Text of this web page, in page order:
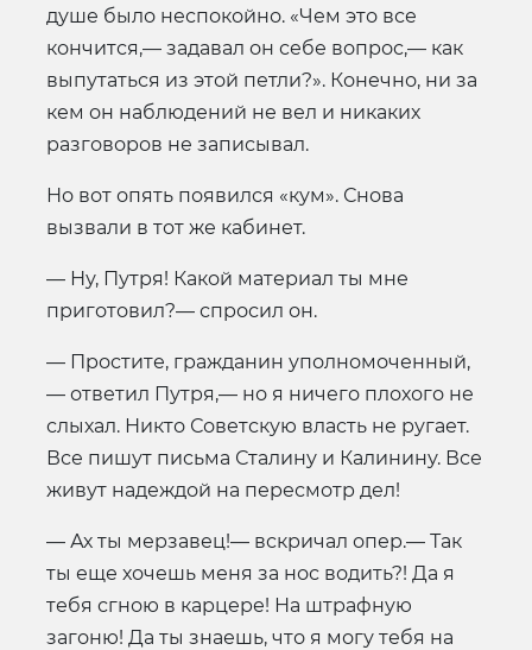
душе было неспокойно. «Чем это все
кончится,— задавал он себе вопрос,— как
выпутаться из этой петли?». Конечно, ни за
кем он наблюдений не вел и никаких
разговоров не записывал.
Но вот опять появился «кум». Снова
вызвали в тот же кабинет.
— Ну, Путря! Какой материал ты мне
приготовил?— спросил он.
— Простите, гражданин уполномоченный,
— ответил Путря,— но я ничего плохого не
слыхал. Никто Советскую власть не ругает.
Все пишут письма Сталину и Калинину. Все
живут надеждой на пересмотр дел!
— Ах ты мерзавец!— вскричал опер.— Так
ты еще хочешь меня за нос водить?! Да я
тебя сгною в карцере! На штрафную
загоню! Да ты знаешь, что я могу тебя на